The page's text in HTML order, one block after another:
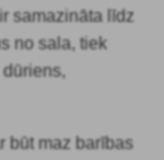
samazināta līdz
no sala, tiek
būtmaz barības